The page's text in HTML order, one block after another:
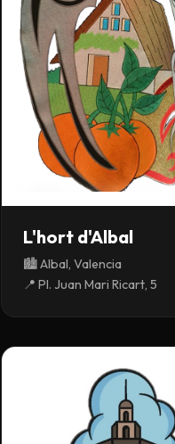
L'hort d'Albal
🏙️ Albal, Valencia
📍 Pl. Juan Mari Ricart, 5